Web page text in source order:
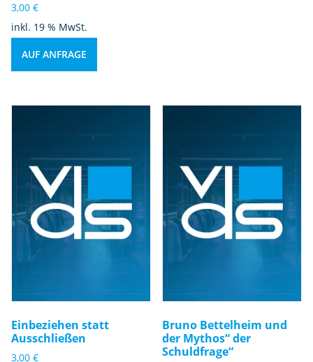
3,00 €
inkl. 19 % MwSt.
AUF ANFRAGE
Einbeziehen statt
Ausschließen
3,00 €
Bruno Bettelheim und
der Mythos“ der
Schuldfrage“